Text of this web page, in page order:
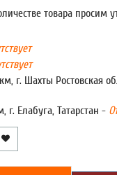
товара просим
г. Шахты Ростовская
г. Елабуга, Татарстан -